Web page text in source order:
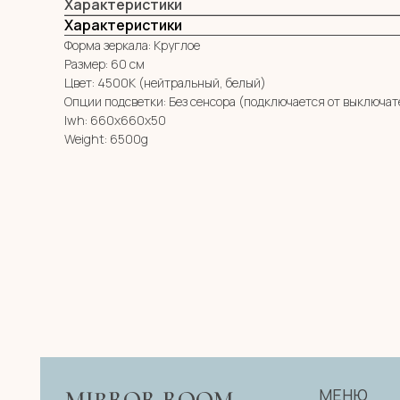
Характеристики
Характеристики
Форма зеркала: Круглое
Размер: 60 см
Цвет: 4500К (нейтральный, белый)
Опции подсветки: Без сенсора (подключается от
lwh: 660x660x50
Weight: 6500g
Адрес: 350037, г. Краснодар,